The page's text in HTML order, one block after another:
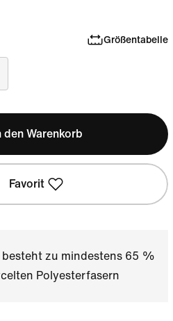
Größentabelle
den Warenkorb
Favorit
besteht zu mindestens 65 %
Polyesterfasern